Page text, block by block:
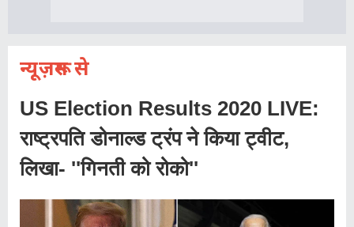
न्यूज़रूम से
US Election Results 2020 LIVE:
राष्ट्रपति डोनाल्ड ट्रंप ने किया ट्वीट,
लिखा- ''गिनती को रोको''